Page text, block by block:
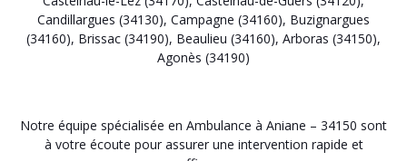
Candillargues (34130), Campagne (34160), Buzignargues
(34160), Brissac (34190), Beaulieu (34160), Arboras (34150),
Agonès (34190)
Notre équipe spécialisée en Ambulance à Aniane – 34150 sont
à votre écoute pour assurer une intervention rapide et